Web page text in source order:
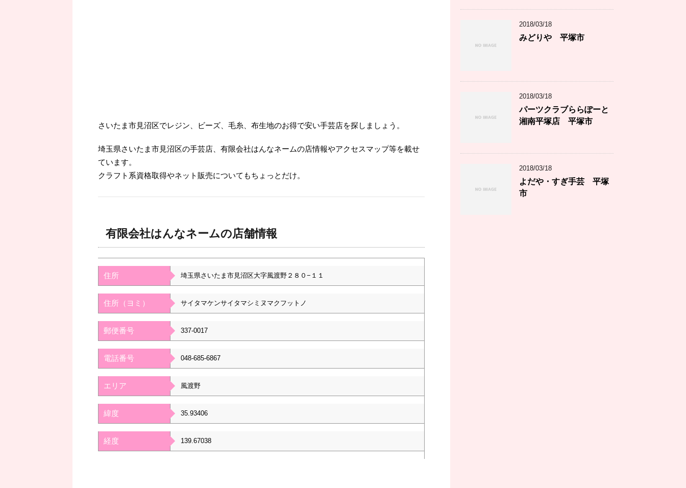
さいたま市見沼区でレジン、ビーズ、毛糸、布生地のお得で安い手芸店を探しましょう。
埼玉県さいたま市見沼区の手芸店、有限会社はんなネームの店情報やアクセスマップ等を載せ
ています。
クラフト系資格取得やネット販売についてもちょっとだけ。
有限会社はんなネームの店舗情報
住所 埼玉県さいたま市見沼区大字風渡野２８０−１１
住所（ヨミ） サイタマケンサイタマシミヌマクフットノ
郵便番号 337-0017
電話番号 048-685-6867
エリア 風渡野
緯度 35.93406
経度 139.67038
2018/03/18
みどりや 平塚市
2018/03/18
パーツクラブららぽーと
湘南平塚店 平塚市
2018/03/18
よだや・すぎ手芸 平塚
市